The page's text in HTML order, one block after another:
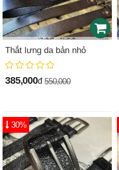
Thắt lưng da bản nhỏ
385,000đ 550,000
30%